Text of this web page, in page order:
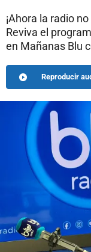
¡Ahora la radio
Reviva el
en Mañanas Blu
Reproducir